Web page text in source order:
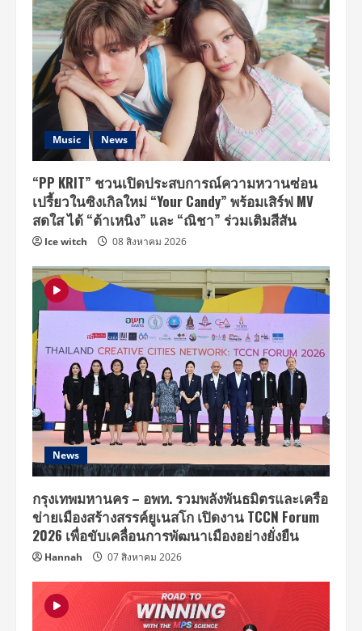
Music News
“PP KRIT” ชวนเปิดประสบการณ์ความหวานซ่อน
เปรี้ยวในซิงเกิลใหม่ “Your Candy” พร้อมเสิร์ฟ MV
สดใส ได้ “ต้าเหนิง” และ “ณิชา” ร่วมเติมสีสัน
Ice witch 08 สิงหาคม 2026
News
กรุงเทพมหานคร – อพท. รวมพลังพันธมิตรและเครือ
ข่ายเมืองสร้างสรรค์ยูเนสโก เปิดงาน TCCN Forum
2026 เพื่อขับเคลื่อนการพัฒนาเมืองอย่างยั่งยืน
Hannah 07 สิงหาคม 2026